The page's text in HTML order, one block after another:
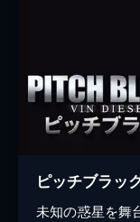
ピッチブラッ
未知の惑星を舞